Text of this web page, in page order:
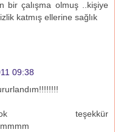
bir çalışma olmuş ..kişiye
katmış ellerine sağlık
09:38
teşekkür